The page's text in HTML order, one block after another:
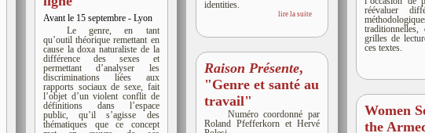
Avant le 15 septembre - Lyon
Le genre, en tant
qu’outil théorique remettant en
cause la doxa naturaliste de la
différence des sexes et
permettant d’analyser les
discriminations liées aux
rapports sociaux de sexe, fait
l’objet d’un violent conflit de
définitions dans l’espace
public, qu’il s’agisse des
thématiques que ce concept
identities.
lire la suite
Raison Présente,
"Genre et santé au
travail"
Numéro coordonné par
Roland Pfefferkorn et Hervé
réévaluer
traditionnelles,
grilles de
ces textes.
Women
the